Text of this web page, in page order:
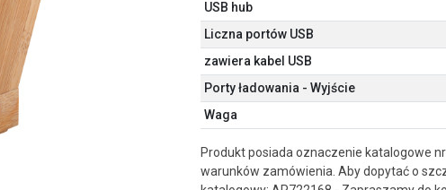
USB hub
Liczna portów USB
zawiera kabel USB
Porty ładowania - Wyjście
Waga
Produkt posiada oznaczenie katalogowe
warunków zamówienia. Aby dopytać o